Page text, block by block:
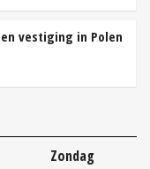
vestiging in Polen
Zondag